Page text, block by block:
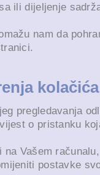
ili dijeljenje
nam da
kolačića
pregledavanja
o pristanku
Vašem
postavke